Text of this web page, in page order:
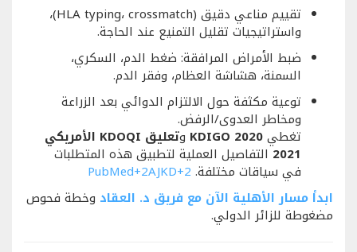
تقييم مناعي دقيق (HLA typing، crossmatch)،
واستراتيجيات تقليل التمنيع عند الحاجة.
ضبط الأمراض المرافقة: ضغط الدم، السكري،
السمنة، هشاشة العظام، وفقر الدم.
توعية مكثفة حول الالتزام الدوائي بعد الزراعة
ومخاطر العدوى/الرفض.
تغطيKDIGO 2020 و تعليق KDOQI الأمريكي
2021 التفاصيل العملية لتطبيق هذه المتطلبات
في سياقات مختلفة. PubMed+2AJKD+2
ابدأ مسار الأهلية الآن مع فريق د. العقاد وخطة فحوص
مضغوطة للزائر الدولي.